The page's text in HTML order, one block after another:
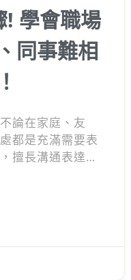
! 學會職場
同事難相
論在家庭、友
都是充滿需要表
擅長溝通表達的
在職場上爭取到